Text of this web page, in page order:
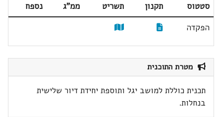
סטטוס תקנון תשריט ממ"ג
נספח
הפקדה
מטרת התוכנית
תכנית כוללת למושב יגל ותוספת יחידת דיור שלישית
בנחלות.